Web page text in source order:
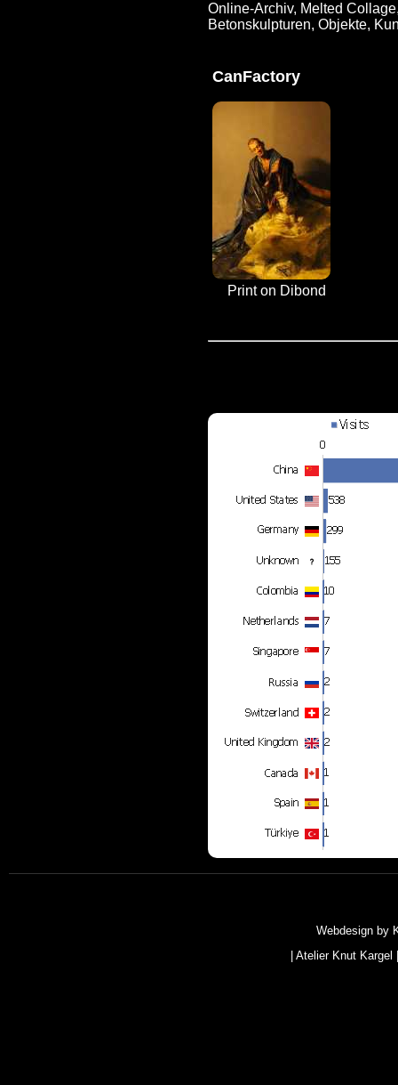
Online-Archiv, Melted
Betonskulpturen, Objekte,
CanFactory
Print on Dibond
Webdesign by
|Atelier Knut Kargel